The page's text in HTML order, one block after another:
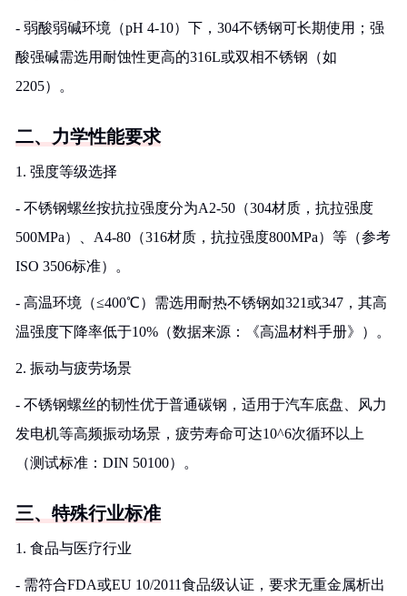
- 弱酸弱碱环境（pH 4-10）下，304不锈钢可长期使用；强
酸强碱需选用耐蚀性更高的316L或双相不锈钢（如
2205）。
二、力学性能要求
1. 强度等级选择
- 不锈钢螺丝按抗拉强度分为A2-50（304材质，抗拉强度
500MPa）、A4-80（316材质，抗拉强度800MPa）等（参考
ISO 3506标准）。
- 高温环境（≤400℃）需选用耐热不锈钢如321或347，其高
温强度下降率低于10%（数据来源：《高温材料手册》）。
2. 振动与疲劳场景
- 不锈钢螺丝的韧性优于普通碳钢，适用于汽车底盘、风力
发电机等高频振动场景，疲劳寿命可达10^6次循环以上
（测试标准：DIN 50100）。
三、特殊行业标准
1. 食品与医疗行业
- 需符合FDA或EU 10/2011食品级认证，要求无重金属析出